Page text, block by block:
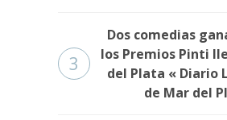
3
Dos comedias
los Premios Pinti
del Plata « Diario
de Mar del